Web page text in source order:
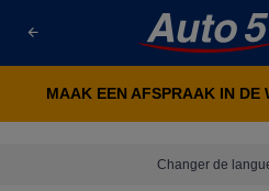
MAAK EEN AFSPRAAK IN DE
Changer de